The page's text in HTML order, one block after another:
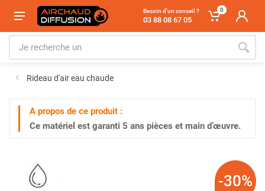
Besoin d'un conseil ?
03 88 08 67 05
0
Rideau d'air eau chaude
A propos de ce produit :
Ce matériel est garanti 5 ans pièces et main d’œuvre.
-30%